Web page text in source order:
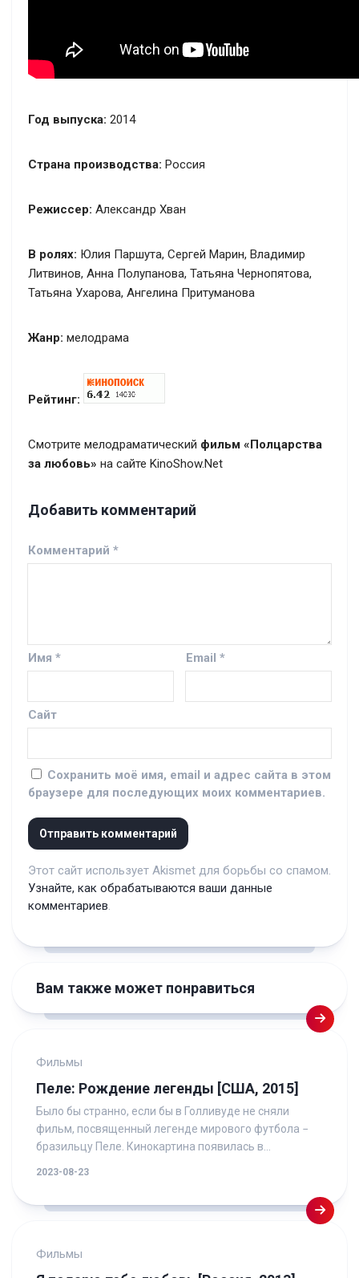
Год выпуска: 2014
Страна производства: Россия
Режиссер: Александр Хван
В ролях: Юлия Паршута, Сергей Марин, Владимир
Литвинов, Анна Полупанова, Татьяна Чернопятова,
Татьяна Ухарова, Ангелина Притуманова
Жанр: мелодрама
Рейтинг:
Смотрите мелодраматический фильм «Полцарства
за любовь» на сайте KinoShow.Net
Добавить комментарий
Комментарий *
Имя * Email *
Сайт
Сохранить моё имя, email и адрес сайта в этом
браузере для последующих моих комментариев.
Этот сайт использует Akismet для борьбы со спамом.
Узнайте, как обрабатываются ваши данные
комментариев.
Вам также может понравиться
Фильмы
Пеле: Рождение легенды [США, 2015]
Было бы странно, если бы в Голливуде не сняли
фильм, посвященный легенде мирового футбола −
бразильцу Пеле. Кинокартина появилась в...
2023-08-23
Фильмы